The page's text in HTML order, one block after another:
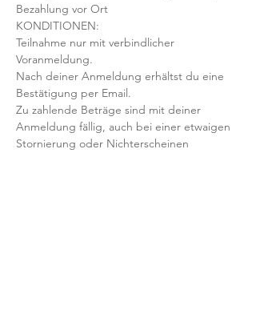
Bezahlung vor Ort
KONDITIONEN:
Teilnahme nur mit verbindlicher
Voranmeldung.
Nach deiner Anmeldung erhältst du eine
Bestätigung per Email.
Zu zahlende Beträge sind mit deiner
Anmeldung fällig, auch bei einer etwaigen
Stornierung oder Nichterscheinen